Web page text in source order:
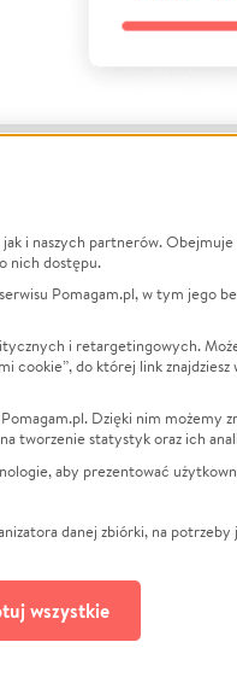
Pomagam.pl
i naszych partnerów.
nich dostępu.
Pomagam.pl, w tym jego
i retargetingowych.
cookie”, do której link
Dzięki nim możemy
tworzenie statystyk oraz ich
aby prezentować
danej zbiórki, na
wszystkie